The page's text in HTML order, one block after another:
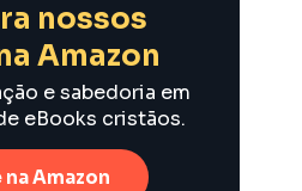
nossos
Amazon
e sabedoria em
eBooks cristãos.
Amazon